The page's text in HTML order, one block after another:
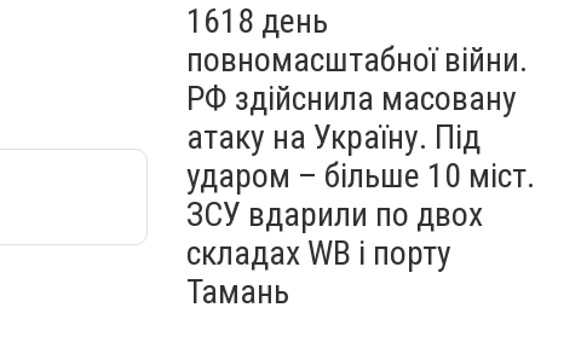
1618 день
повномасштабної війни.
РФ здійснила масовану
атаку на Україну. Під
ударом – більше 10 міст.
ЗСУ вдарили по двох
складах WB і порту
Тамань